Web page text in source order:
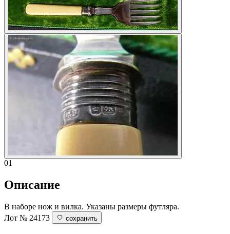
01
Описание
В наборе нож и вилка. Указаны размеры футляра.
Лот № 24173
сохранить